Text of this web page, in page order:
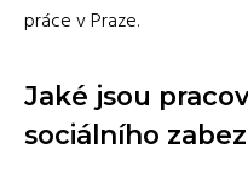
práce v Praze.
Jaké jsou
sociálního